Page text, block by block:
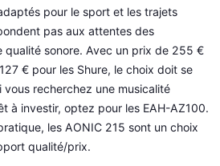
pour le sport et les trajets
pas aux attentes des
qualité sonore. Avec un prix de 255 €
€ pour les Shure, le choix doit se
vous recherchez une musicalité
à investir, optez pour les EAH-AZ100.
les AONIC 215 sont un choix
qualité/prix.